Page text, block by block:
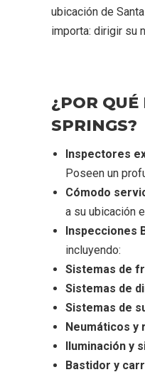
ubicación de
importa: dirigir su
¿POR
SPRINGS?
Inspectores
Poseen un
Cómodo
a su ubicación
Inspecciones
incluyendo:
Sistemas de
Sistemas de
Sistemas de
Neumáticos y
Iluminación y
Bastidor y